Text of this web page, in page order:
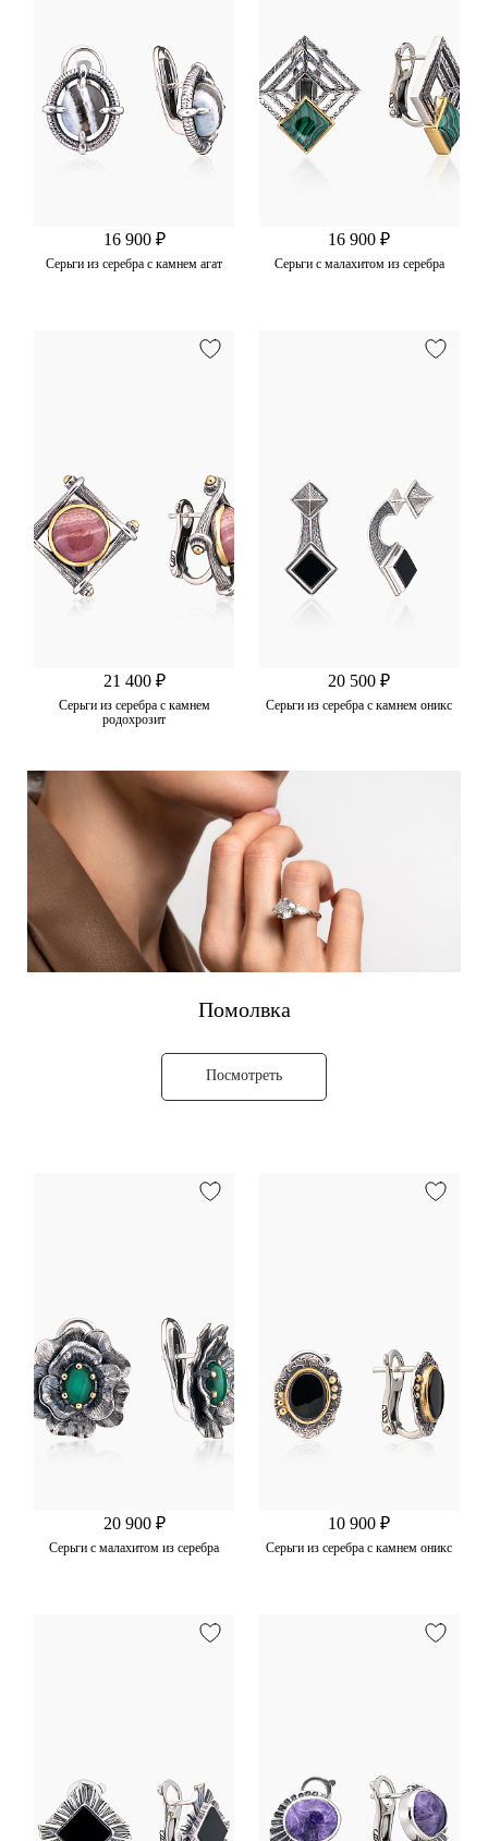
16 900 ₽
Серьги из серебра с камнем агат
16 900 ₽
Серьги с малахитом из серебра
21 400 ₽
Серьги из серебра с камнем
родохрозит
20 500 ₽
Серьги из серебра с камнем оникс
Помолвка
Посмотреть
20 900 ₽
Серьги с малахитом из серебра
10 900 ₽
Серьги из серебра с камнем оникс